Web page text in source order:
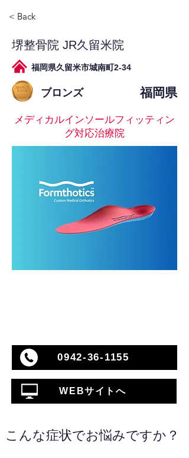
< Back
堺整骨院 JR久留米院
福岡県久留米市城南町2-34
ブロンズ 福岡県
メディカルインソールフィッティン
グ対応治療院
0942-36-1155
WEBサイトへ
こんな症状でお悩みですか？